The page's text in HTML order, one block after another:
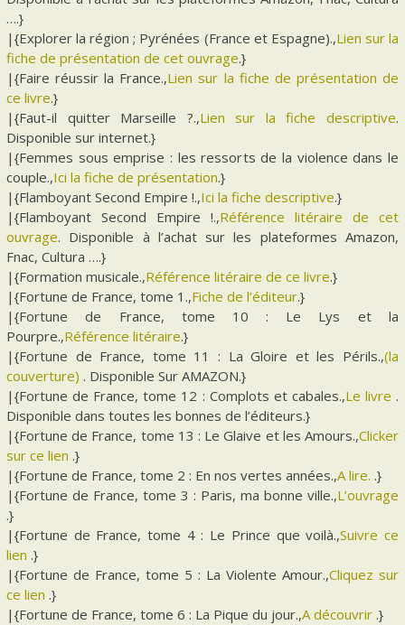
….}
|{Explorer la région ; Pyrénées (France et Espagne).,Lien sur la
fiche de présentation de cet ouvrage.}
|{Faire réussir la France.,Lien sur la fiche de présentation de
ce livre.}
|{Faut-il quitter Marseille ?.,Lien sur la fiche descriptive.
Disponible sur internet.}
|{Femmes sous emprise : les ressorts de la violence dans le
couple.,Ici la fiche de présentation.}
|{Flamboyant Second Empire !.,Ici la fiche descriptive.}
|{Flamboyant Second Empire !.,Référence litéraire de cet
ouvrage. Disponible à l’achat sur les plateformes Amazon,
Fnac, Cultura ….}
|{Formation musicale.,Référence litéraire de ce livre.}
|{Fortune de France, tome 1.,Fiche de l’éditeur.}
|{Fortune de France, tome 10 : Le Lys et la
Pourpre.,Référence litéraire.}
|{Fortune de France, tome 11 : La Gloire et les Périls.,(la
couverture) . Disponible Sur AMAZON.}
|{Fortune de France, tome 12 : Complots et cabales.,Le livre .
Disponible dans toutes les bonnes de l’éditeurs.}
|{Fortune de France, tome 13 : Le Glaive et les Amours.,Clicker
sur ce lien .}
|{Fortune de France, tome 2 : En nos vertes années.,A lire. .}
|{Fortune de France, tome 3 : Paris, ma bonne ville.,L’ouvrage
.}
|{Fortune de France, tome 4 : Le Prince que voilà.,Suivre ce
lien .}
|{Fortune de France, tome 5 : La Violente Amour.,Cliquez sur
ce lien .}
|{Fortune de France, tome 6 : La Pique du jour.,A découvrir .}